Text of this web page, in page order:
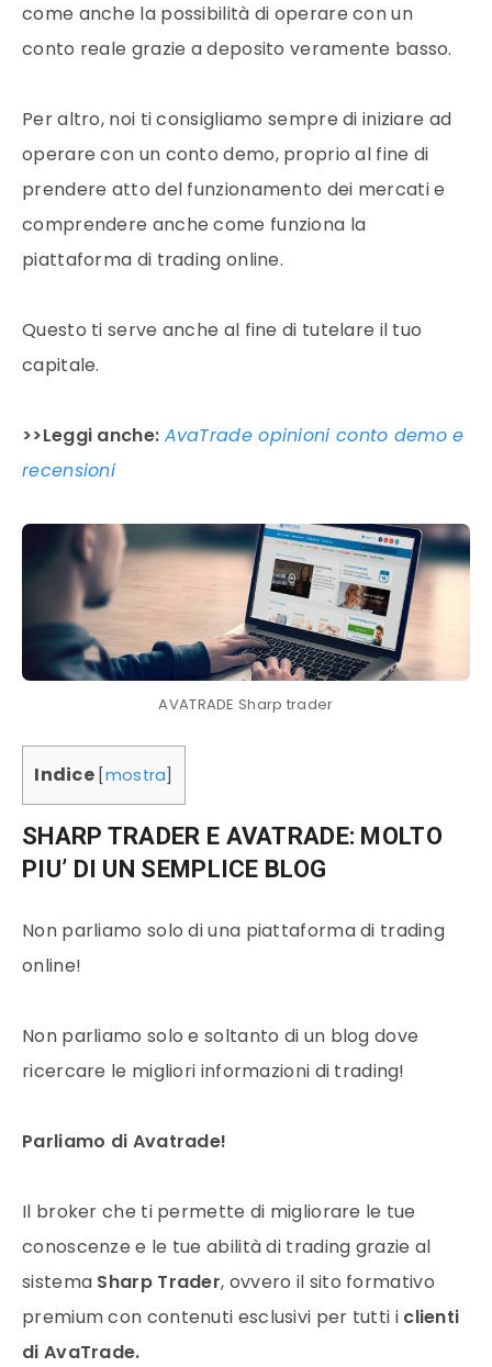
come anche la possibilità di operare con un
conto reale grazie a deposito veramente basso.
Per altro, noi ti consigliamo sempre di iniziare ad
operare con un conto demo, proprio al fine di
prendere atto del funzionamento dei mercati e
comprendere anche come funziona la
piattaforma di trading online.
Questo ti serve anche al fine di tutelare il tuo
capitale.
>>Leggi anche: AvaTrade opinioni conto demo e
recensioni
AVATRADE Sharp trader
Indice [mostra]
SHARP TRADER E AVATRADE: MOLTO
PIU’ DI UN SEMPLICE BLOG
Non parliamo solo di una piattaforma di trading
online!
Non parliamo solo e soltanto di un blog dove
ricercare le migliori informazioni di trading!
Parliamo di Avatrade!
Il broker che ti permette di migliorare le tue
conoscenze e le tue abilità di trading grazie al
sistema Sharp Trader, ovvero il sito formativo
premium con contenuti esclusivi per tutti i clienti
di AvaTrade.